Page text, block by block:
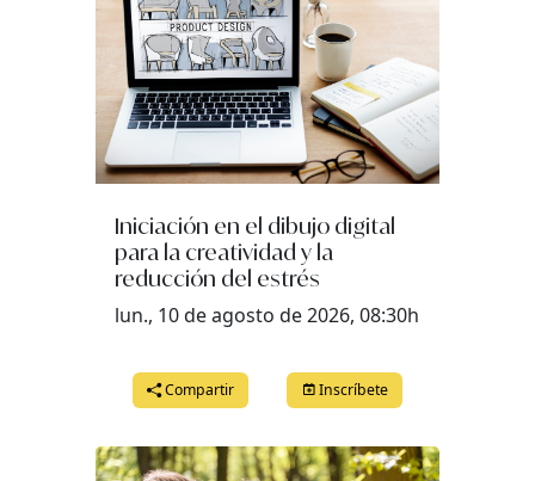
Iniciación en el dibujo digital
para la creatividad y la
reducción del estrés
lun., 10 de agosto de 2026, 08:30h
Compartir Inscríbete